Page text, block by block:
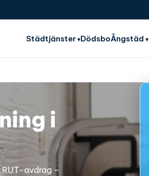
Städtjänster DödsboÅngstäd
i
avdrag –